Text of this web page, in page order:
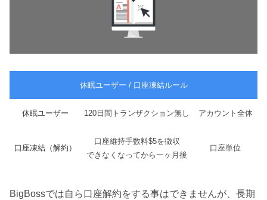
休眠ユーザー / 口座凍結ルール
休眠ユーザー 120日間トランザクション無し アカウント全体
口座凍結（解約）
口座維持手数料$5を徴収
できなくなってから一ヶ月後
口座単位
BigBossでは自ら口座解約をする事はできませんが、長期